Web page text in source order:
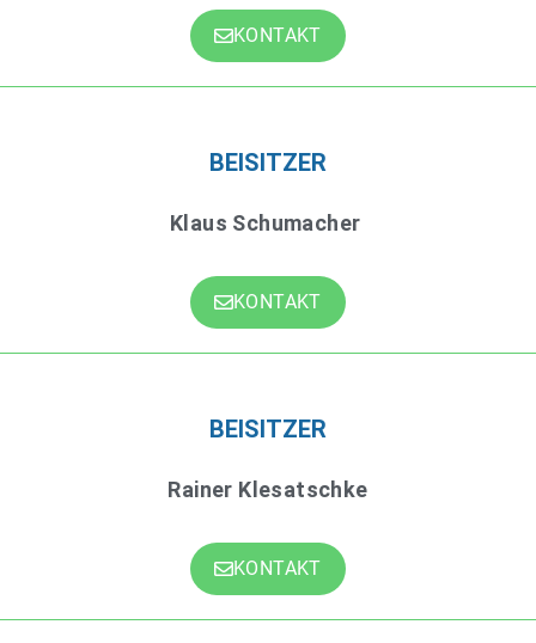
KONTAKT
BEISITZER
Klaus Schumacher
KONTAKT
BEISITZER
Rainer Klesatschke
KONTAKT